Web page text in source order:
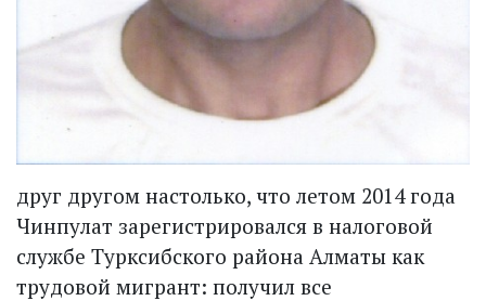
друг другом настолько, что летом 2014 года
Чинпулат зарегистрировался в налоговой
службе Турксибского района Алматы как
трудовой мигрант: получил все